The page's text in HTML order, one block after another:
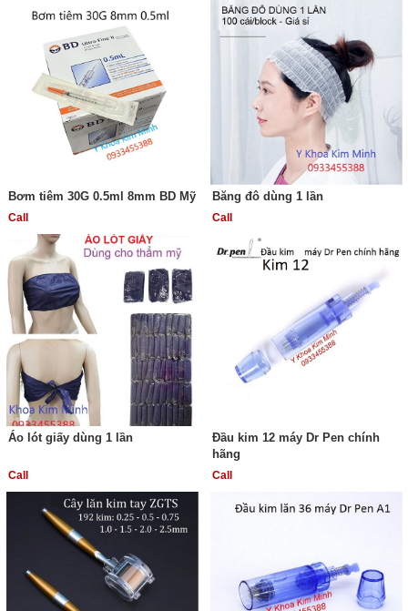
Bơm tiêm 30G 0.5ml 8mm BD Mỹ
Call
Băng đô dùng 1 lần
Call
Áo lót giấy dùng 1 lần
Call
Đầu kim 12 máy Dr Pen chính
hãng
Call